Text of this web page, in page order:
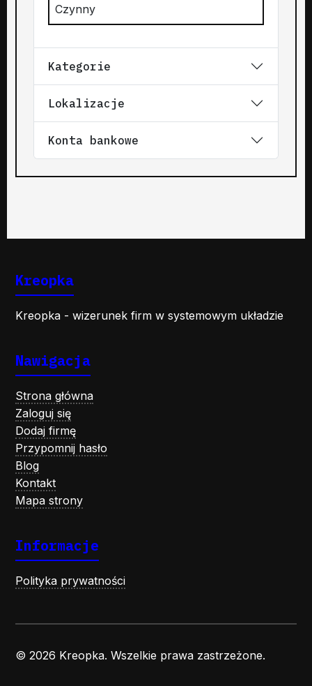
Czynny
Kategorie
Lokalizacje
Konta bankowe
Kreopka
Kreopka - wizerunek firm w systemowym układzie
Nawigacja
Strona główna
Zaloguj się
Dodaj firmę
Przypomnij hasło
Blog
Kontakt
Mapa strony
Informacje
Polityka prywatności
© 2026 Kreopka. Wszelkie prawa zastrzeżone.